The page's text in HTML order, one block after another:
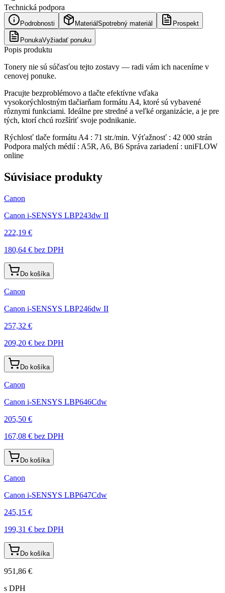
Technická podpora
Podrobnosti Materiál Spotrebný materiál Prospekt
PonukaVyžiadať ponuku
Popis produktu
Tonery nie sú súčasťou tejto zostavy — radi vám ich naceníme v
cenovej ponuke.
Pracujte bezproblémovo a tlačte efektívne vďaka
vysokorýchlostným tlačiarňam formátu A4, ktoré sú vybavené
rôznymi funkciami. Ideálne pre stredné a veľké organizácie, a je pre
tých, ktorí chcú rozšíriť svoje podnikanie.
Rýchlosť tlače formátu A4 : 71 str./min. Výťažnosť : 42 000 strán
Podpora malých médií : A5R, A6, B6 Správa zariadení : uniFLOW
online
Súvisiace produkty
Canon
Canon i-SENSYS LBP243dw II
222,19 €
180,64 € bez DPH
Do košíka
Canon
Canon i-SENSYS LBP246dw II
257,32 €
209,20 € bez DPH
Do košíka
Canon
Canon i-SENSYS LBP646Cdw
205,50 €
167,08 € bez DPH
Do košíka
Canon
Canon i-SENSYS LBP647Cdw
245,15 €
199,31 € bez DPH
Do košíka
951,86 €
s DPH